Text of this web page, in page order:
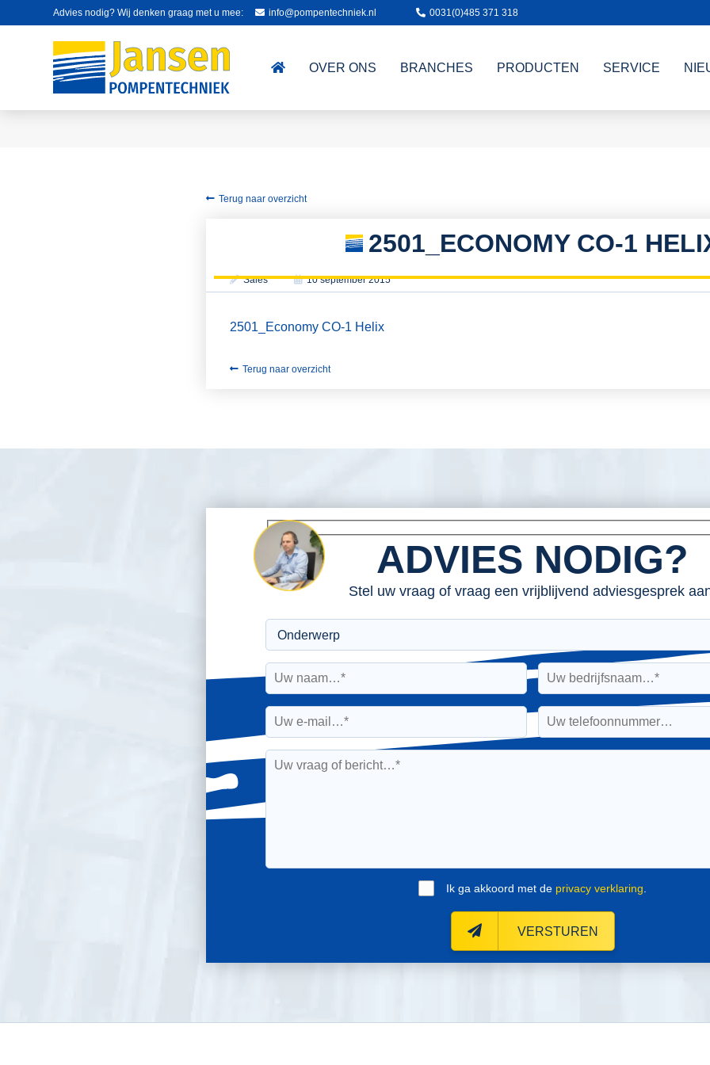
Advies nodig? Wij denken graag met u mee: info@pompentechniek.nl 0031(0)485 371 318
OVER ONS BRANCHES PRODUCTEN SERVICE
Terug naar overzicht
2501_ECONOMY CO-1
Sales 10 september 2015
2501_Economy CO-1 Helix
Terug naar overzicht
ADVIES NODIG?
Stel uw vraag of vraag een vrijblijvend adviesgesprek
Ik ga akkoord met de privacy verklaring
VERSTUREN